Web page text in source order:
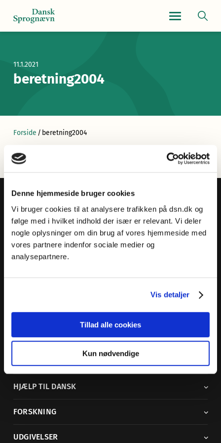
Denne hjemmeside bruger cookies
Vi bruger cookies til at analysere trafikken på dsn.dk og
følge med i hvilket indhold der især er relevant. Vi deler
nogle oplysninger om din brug af vores hjemmeside med
vores partnere indenfor sociale medier og
analysepartnere.
Vis detaljer
Tillad alle cookies
Kun nødvendige
11.1.2021
beretning2004
Forside / beretning2004
Dansk Sprognævn
Adelgade 119 B
5400 Bogense
adm@dsn.dk
HJÆLP TIL DANSK
FORSKNING
UDGIVELSER